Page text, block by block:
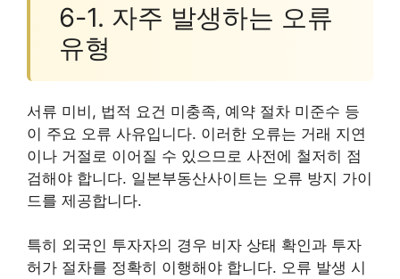
6-1. 자주 발생하는 오류
유형
서류 미비, 법적 요건 미충족, 예약 절차 미준수 등
이 주요 오류 사유입니다. 이러한 오류는 거래 지연
이나 거절로 이어질 수 있으므로 사전에 철저히 점
검해야 합니다. 일본부동산사이트는 오류 방지 가이
드를 제공합니다.
특히 외국인 투자자의 경우 비자 상태 확인과 투자
허가 절차를 정확히 이행해야 합니다. 오류 발생 시